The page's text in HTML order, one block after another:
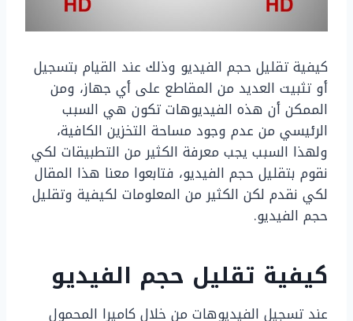
كيفية تقليل حجم الفيديو وذلك عند القيام بتسجيل
أو تثبيت العديد من المقاطع على أي جهاز، ومن
الممكن أن هذه الفيديوهات تكون هي السبب
الرئيسي من عدم وجود مساحة التخزين الكافية،
ولهذا السبب يجب معرفة الكثير من التطبيقات لكي
نقوم بتقليل حجم الفيديو، فتابعوا معنا هذا المقال
لكي نقدم لكن الكثير من المعلومات لكيفية وتقليل
حجم الفيديو.
كيفية تقليل حجم الفيديو
عند تسجيل الفيديوهات من خلال كاميرا المحمول